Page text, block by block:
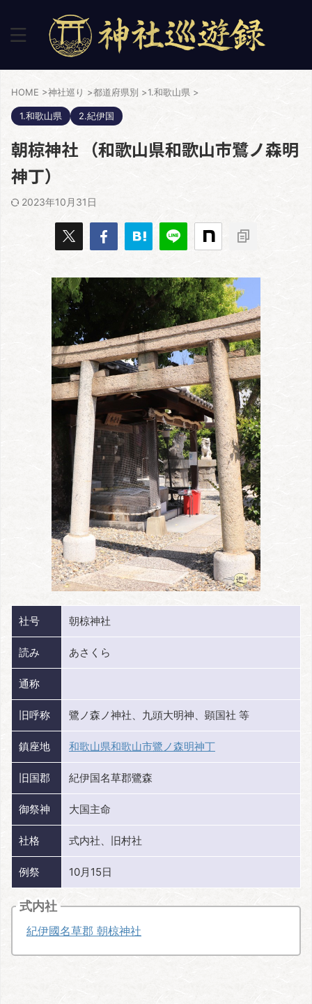
HOME >神社巡り >都道府県別 >1.和歌山県 >
1.和歌山県 2.紀伊国
朝椋神社 （和歌山県和歌山市鷺ノ森明
神丁）
2023年10月31日
社号 朝椋神社
読み あさくら
通称
旧呼称 鷺ノ森ノ神社、九頭大明神、顕国社 等
鎮座地 和歌山県和歌山市鷺ノ森明神丁
旧国郡 紀伊国名草郡鷺森
御祭神 大国主命
社格 式内社、旧村社
例祭 10月15日
式内社
紀伊國名草郡 朝椋神社